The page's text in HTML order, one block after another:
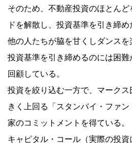
そのため、不動産投資のほとん
ドを解散し、投資基準を引き締め
他の人たちが脇を甘くしダンスを
投資基準を引き締めるのには困
回顧している。
投資を絞り込む一方で、マーク
きく上回る「スタンバイ・ファ
家のコミットメントを得ている。
キャピタル・コール（実際の投